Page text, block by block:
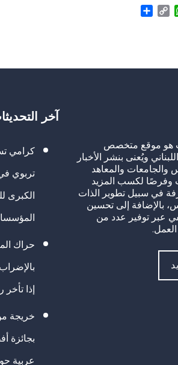
WhatsApp
Copy
هو موقع متخصص
ويُعنى بنشر الأخبار
والجامعات والمعاهد
وفرصًا لكسب المزيد
في سبيل تطوير الذات
بالإضافة إلى تحسين
عبر توفير عدد من
آخر
كرامي
تربوي
الكبرى
حراك
إذا
خريجة من
بجائزة
عربية